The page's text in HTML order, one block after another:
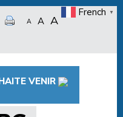
A A A
French ▼
VENIR